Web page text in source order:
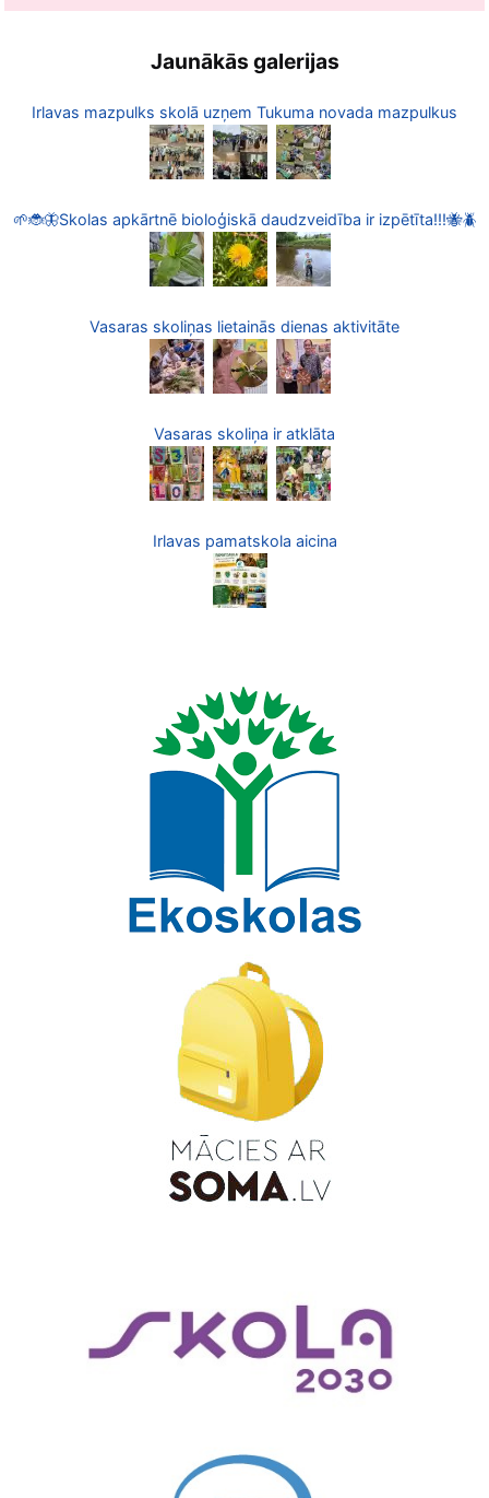
Jaunākās galerijas
Irlavas mazpulks skolā uzņem Tukuma novada mazpulkus
🌱🐞🦋Skolas apkārtnē bioloģiskā daudzveidība ir izpētīta!!!🐝🪲
Vasaras skoliņas lietainās dienas aktivitāte
Vasaras skoliņa ir atklāta
Irlavas pamatskola aicina